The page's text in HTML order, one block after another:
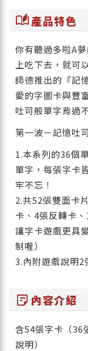
auto_stories產品特色
你有聽過多啦A
上吃下去，就可
師德推出的『記
愛的字圖卡與豐
吐司般單字背過
第一波－記憶吐
1.本系列的36個
單字，每張字卡
牢不忘！
2.共52張雙面卡
卡、4張反轉卡
讓字卡遊戲更具
制喔）
3.內附遊戲說明2
sticky_note_2 內容介紹
含54張字卡（36
說明）